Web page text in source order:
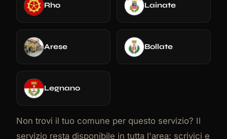
Rho Lainate
Arese Bollate
Legnano
Non trovi il tuo comune per questo servizio? Il
servizio resta disponibile in tutta l'area: scrivici e